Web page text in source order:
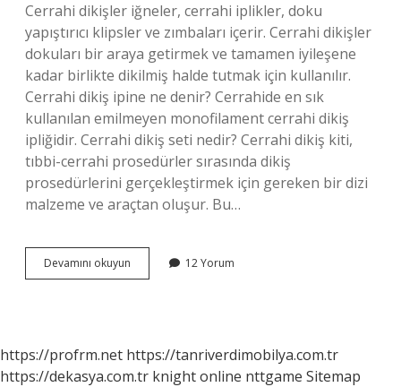
Cerrahi dikişler iğneler, cerrahi iplikler, doku
yapıştırıcı klipsler ve zımbaları içerir. Cerrahi dikişler
dokuları bir araya getirmek ve tamamen iyileşene
kadar birlikte dikilmiş halde tutmak için kullanılır.
Cerrahi dikiş ipine ne denir? Cerrahide en sık
kullanılan emilmeyen monofilament cerrahi dikiş
ipliğidir. Cerrahi dikiş seti nedir? Cerrahi dikiş kiti,
tıbbi-cerrahi prosedürler sırasında dikiş
prosedürlerini gerçekleştirmek için gereken bir dizi
malzeme ve araçtan oluşur. Bu…
Devamını okuyun
Dikiş
Adı
Nedir
12 Yorum
https://profrm.net https://tanriverdimobilya.com.tr
https://dekasya.com.tr knight online nttgame Sitemap